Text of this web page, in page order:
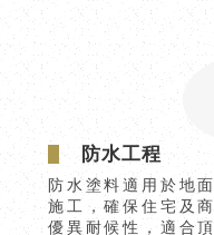
防水工程
防水塗料適用於地
施工，確保住宅及
優異耐候性，適合